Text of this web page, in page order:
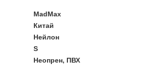
MadMax
Китай
Нейлон
S
Неопрен, ПВХ